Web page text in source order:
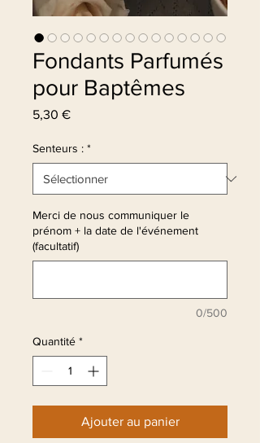
Fondants Parfumés
pour Baptêmes
5,30 €Prix
Senteurs : *
Merci de nous communiquer le
prénom + la date de l'événement
(facultatif)
0/500
Quantité *
Ajouter au panier